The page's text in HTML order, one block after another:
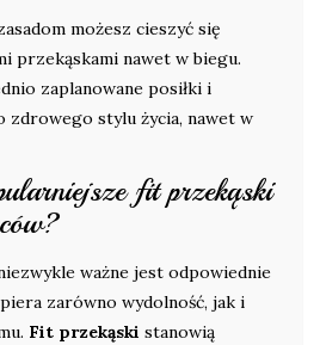
możesz cieszyć się
przekąskami nawet w biegu.
zaplanowane posiłki i
stylu życia, nawet w
fit przekąski
ważne jest odpowiednie
zarówno wydolność, jak i
Fit przekąski stanowią